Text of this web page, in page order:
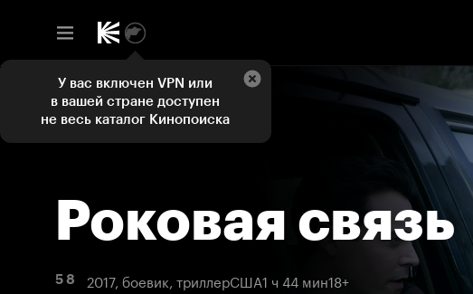
Роковая связь
5 8 2017, боевик, триллерСША1 ч 44 мин18+
У вас включен VPN или
в вашей стране доступен
не весь каталог Кинопоиска